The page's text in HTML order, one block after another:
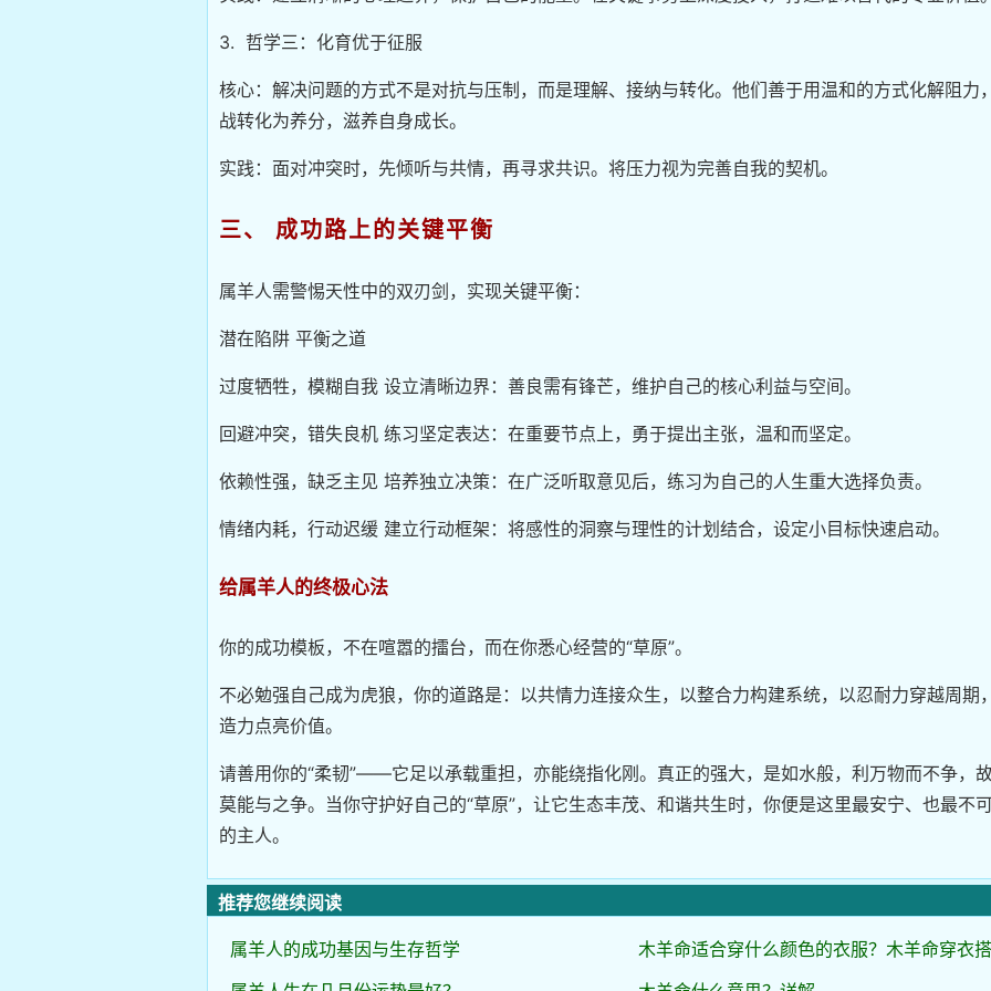
3. 哲学三：化育优于征服
核心：解决问题的方式不是对抗与压制，而是理解、接纳与转化。他们善于用温和的方式化解阻力
战转化为养分，滋养自身成长。
实践：面对冲突时，先倾听与共情，再寻求共识。将压力视为完善自我的契机。
三、 成功路上的关键平衡
属羊人需警惕天性中的双刃剑，实现关键平衡：
潜在陷阱 平衡之道
过度牺牲，模糊自我 设立清晰边界：善良需有锋芒，维护自己的核心利益与空间。
回避冲突，错失良机 练习坚定表达：在重要节点上，勇于提出主张，温和而坚定。
依赖性强，缺乏主见 培养独立决策：在广泛听取意见后，练习为自己的人生重大选择负责。
情绪内耗，行动迟缓 建立行动框架：将感性的洞察与理性的计划结合，设定小目标快速启动。
给属羊人的终极心法
你的成功模板，不在喧嚣的擂台，而在你悉心经营的“草原”。
不必勉强自己成为虎狼，你的道路是：以共情力连接众生，以整合力构建系统，以忍耐力穿越周期
造力点亮价值。
请善用你的“柔韧”——它足以承载重担，亦能绕指化刚。真正的强大，是如水般，利万物而不争，
莫能与之争。当你守护好自己的“草原”，让它生态丰茂、和谐共生时，你便是这里最安宁、也最不
的主人。
推荐您继续阅读
属羊人的成功基因与生存哲学
木羊命适合穿什么颜色的衣服？木羊命穿衣搭